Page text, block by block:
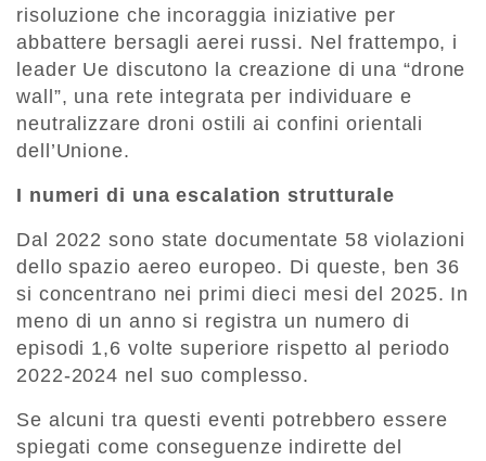
risoluzione che incoraggia iniziative per
abbattere bersagli aerei russi. Nel frattempo, i
leader Ue discutono la creazione di una “drone
wall”, una rete integrata per individuare e
neutralizzare droni ostili ai confini orientali
dell’Unione.
I numeri di una escalation strutturale
Dal 2022 sono state documentate 58 violazioni
dello spazio aereo europeo. Di queste, ben 36
si concentrano nei primi dieci mesi del 2025. In
meno di un anno si registra un numero di
episodi 1,6 volte superiore rispetto al periodo
2022-2024 nel suo complesso.
Se alcuni tra questi eventi potrebbero essere
spiegati come conseguenze indirette del